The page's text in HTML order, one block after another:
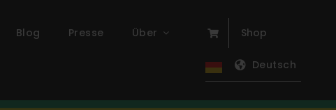
Blog Presse Über Shop
Deutsch